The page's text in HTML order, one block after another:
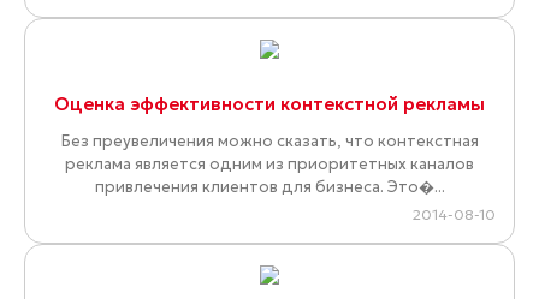
Оценка эффективности контекстной рекламы
Без преувеличения можно сказать, что контекстная
реклама является одним из приоритетных каналов
привлечения клиентов для бизнеса. Это�...
2014-08-10